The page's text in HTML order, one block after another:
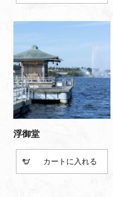
浮御堂
カート